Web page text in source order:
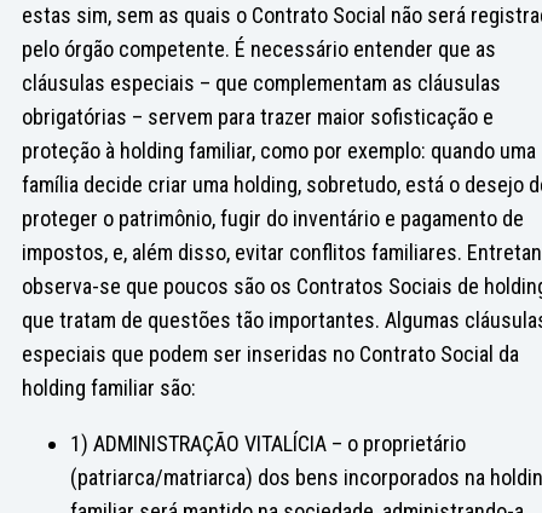
estas sim, sem as quais o Contrato Social não será
pelo órgão competente. É necessário entender que as
cláusulas especiais – que complementam as cláusulas
obrigatórias – servem para trazer maior sofisticação e
proteção à holding familiar, como por exemplo: quando uma
família decide criar uma holding, sobretudo, está o desejo
proteger o patrimônio, fugir do inventário e pagamento de
impostos, e, além disso, evitar conflitos familiares.
observa-se que poucos são os Contratos Sociais de
que tratam de questões tão importantes. Algumas
especiais que podem ser inseridas no Contrato Social da
holding familiar são:
1) ADMINISTRAÇÃO VITALÍCIA – o proprietário
(patriarca/matriarca) dos bens incorporados na